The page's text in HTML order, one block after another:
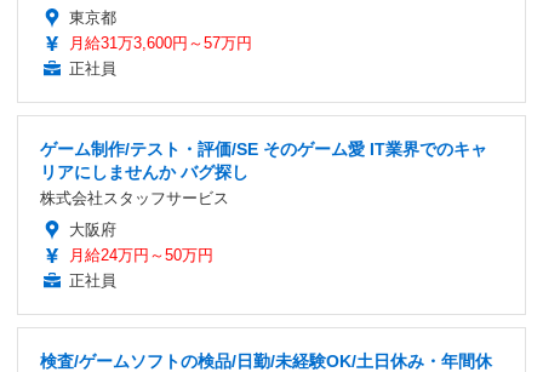
東京都
月給31万3,600円～57万円
正社員
ゲーム制作/テスト・評価/SE そのゲーム愛 IT業界でのキャ
リアにしませんか バグ探し
株式会社スタッフサービス
大阪府
月給24万円～50万円
正社員
検査/ゲームソフトの検品/日勤/未経験OK/土日休み・年間休